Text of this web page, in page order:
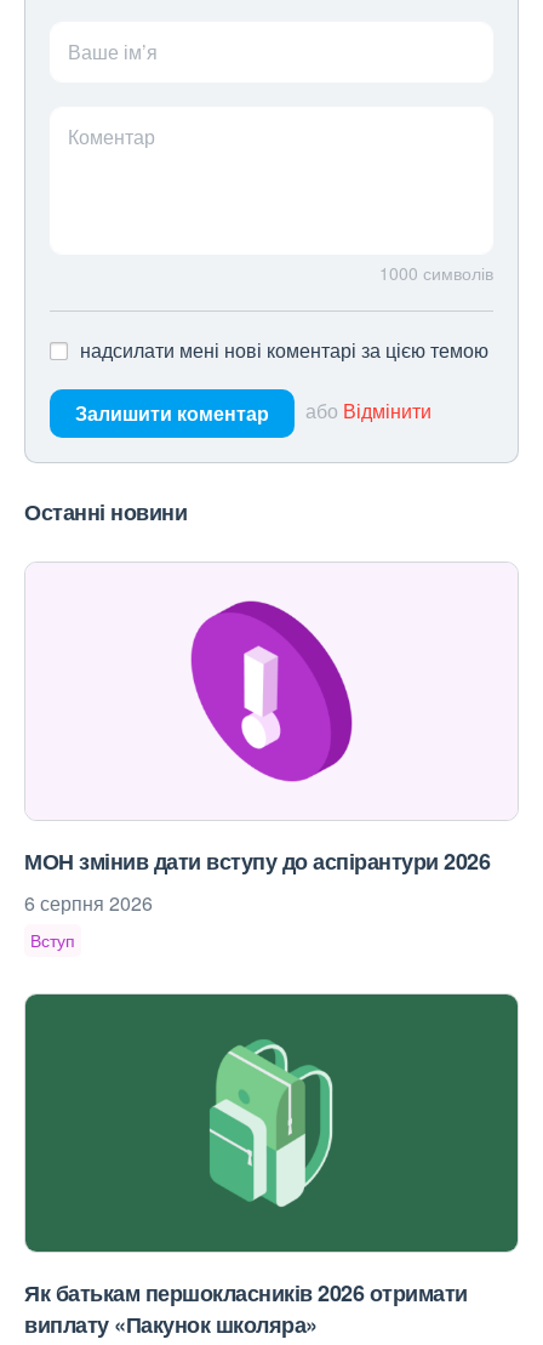
Ваше ім’я
Коментар
1000 символів
надсилати мені нові коментарі за цією темою
Залишити коментар або Відмінити
Останні новини
МОН змінив дати вступу до аспірантури 2026
6 серпня 2026
Вступ
Як батькам першокласників 2026 отримати
виплату «Пакунок школяра»